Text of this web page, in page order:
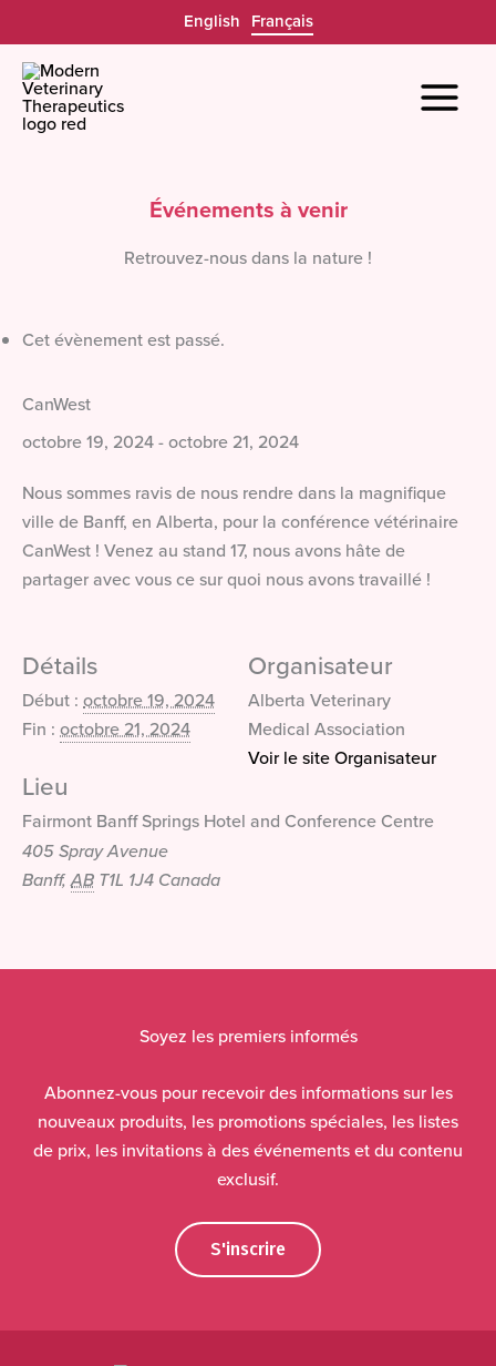
au
contenu
English Français
Événements à venir
Retrouvez-nous dans la nature !
Cet évènement est passé.
CanWest
octobre 19, 2024-octobre 21, 2024
Nous sommes ravis de nous rendre dans la magnifique
ville de Banff, en Alberta, pour la conférence vétérinaire
CanWest ! Venez au stand 17, nous avons hâte de
partager avec vous ce sur quoi nous avons travaillé !
Détails
Début : octobre 19, 2024
Fin : octobre 21, 2024
Lieu
Fairmont Banff Springs Hotel and Conference Centre
405 Spray Avenue
Banff, AB T1L 1J4 Canada
Organisateur
Alberta Veterinary
Medical Association
Voir le site Organisateur
Soyez les premiers informés
Abonnez-vous pour recevoir des informations sur les
nouveaux produits, les promotions spéciales, les listes
de prix, les invitations à des événements et du contenu
exclusif.
S'inscrire